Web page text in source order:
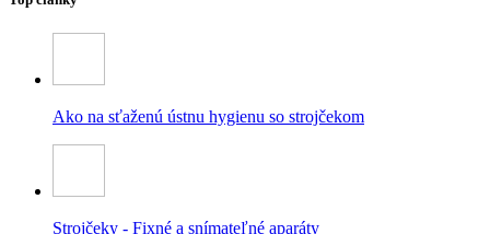
Ako na sťaženú ústnu hygienu so strojčekom
Strojčeky - Fixné a snímateľné aparáty